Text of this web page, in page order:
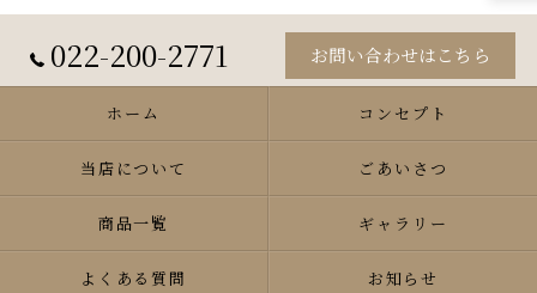
022-200-2771 お問い合わせはこちら
ホーム コンセプト
当店について ごあいさつ
商品一覧 ギャラリー
よくある質問 お知らせ